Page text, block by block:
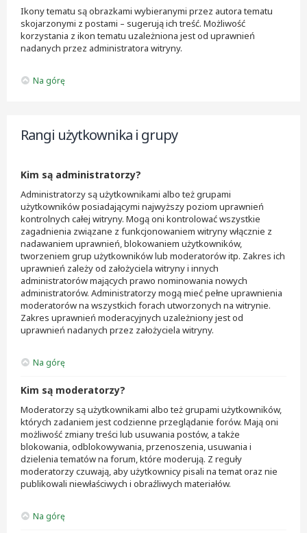
Ikony tematu są obrazkami wybieranymi przez autora tematu
skojarzonymi z postami – sugerują ich treść. Możliwość
korzystania z ikon tematu uzależniona jest od uprawnień
nadanych przez administratora witryny.
Na górę
Rangi użytkownika i grupy
Kim są administratorzy?
Administratorzy są użytkownikami albo też grupami
użytkowników posiadającymi najwyższy poziom uprawnień
kontrolnych całej witryny. Mogą oni kontrolować wszystkie
zagadnienia związane z funkcjonowaniem witryny włącznie z
nadawaniem uprawnień, blokowaniem użytkowników,
tworzeniem grup użytkowników lub moderatorów itp. Zakres ich
uprawnień zależy od założyciela witryny i innych
administratorów mających prawo nominowania nowych
administratorów. Administratorzy mogą mieć pełne uprawnienia
moderatorów na wszystkich forach utworzonych na witrynie.
Zakres uprawnień moderacyjnych uzależniony jest od
uprawnień nadanych przez założyciela witryny.
Na górę
Kim są moderatorzy?
Moderatorzy są użytkownikami albo też grupami użytkowników,
których zadaniem jest codzienne przeglądanie forów. Mają oni
możliwość zmiany treści lub usuwania postów, a także
blokowania, odblokowywania, przenoszenia, usuwania i
dzielenia tematów na forum, które moderują. Z reguły
moderatorzy czuwają, aby użytkownicy pisali na temat oraz nie
publikowali niewłaściwych i obraźliwych materiałów.
Na górę